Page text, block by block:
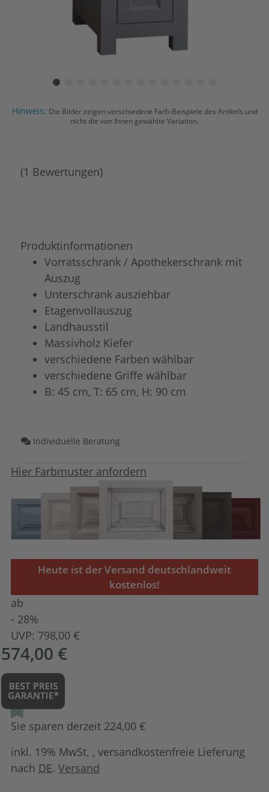
Hinweis: Die Bilder zeigen verschiedene Farb-Beispiele des Artikels und
nicht die von Ihnen gewählte Variation.
(1 Bewertungen)
Produktinformationen
Vorratsschrank / Apothekerschrank mit
Auszug
Unterschrank ausziehbar
Etagenvollauszug
Landhausstil
Massivholz Kiefer
verschiedene Farben wählbar
verschiedene Griffe wählbar
B: 45 cm, T: 65 cm, H: 90 cm
Individuelle Beratung
Hier Farbmuster anfordern
Heute ist der Versand deutschlandweit
kostenlos!
ab
- 28%
UVP: 798,00 €
574,00 €
Sie sparen derzeit 224,00 €
inkl. 19% MwSt. , versandkostenfreie Lieferung
nach DE.Versand